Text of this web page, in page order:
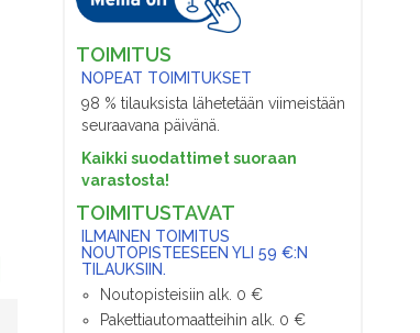
TOIMITUS
NOPEAT TOIMITUKSET
98 % tilauksista lähetetään viimeistään
seuraavana päivänä.
Kaikki suodattimet suoraan
varastosta!
TOIMITUSTAVAT
ILMAINEN TOIMITUS
NOUTOPISTEESEEN YLI 59 €:N
TILAUKSIIN.
Noutopisteisiin alk. 0 €
Pakettiautomaatteihin alk. 0 €